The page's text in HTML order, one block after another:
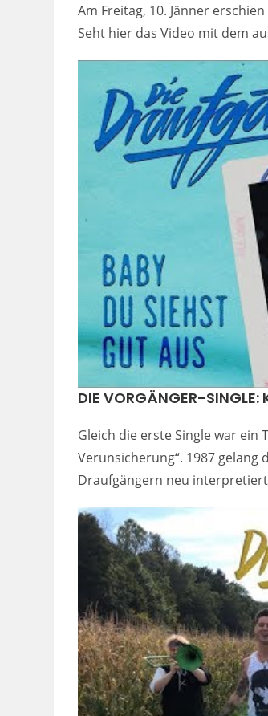
Am Freitag, 10. Jänner
Seht hier das Video mit dem
DIE VORGÄNGER-SINGLE:
Gleich die erste Single war ein
Verunsicherung“. 1987 gelang
Draufgängern neu